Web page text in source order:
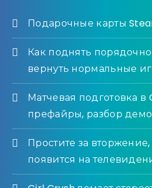
Подарочные карты
Как поднять
вернуть нормальные
Матчевая подготовка в
префайры, разбор демо
Простите за
появится на